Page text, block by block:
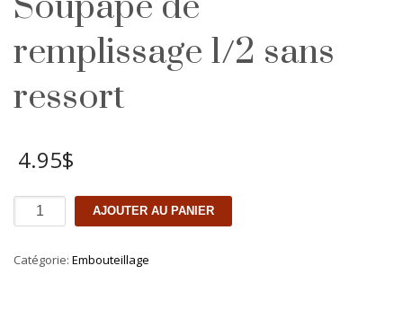
remplissage 1/2 sans
ressort
4.95$
quantité
de
de
AJOUTER AU PANIER
Catégorie: Embouteillage